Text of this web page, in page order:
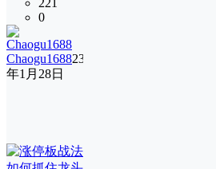
221
0
Chaogu168823
年1月28日